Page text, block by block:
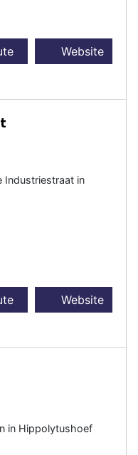
Website
Industriestraat in
Website
in Hippolytushoef